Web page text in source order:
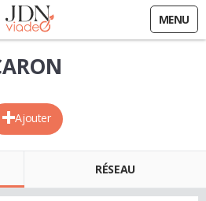
MENU
Ajouter
RÉSEAU